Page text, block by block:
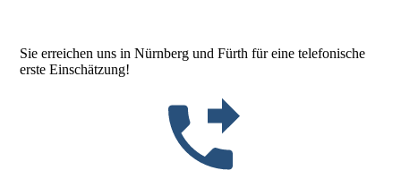
Sie erreichen uns in Nürnberg und Fürth für eine telefonische
erste Einschätzung!